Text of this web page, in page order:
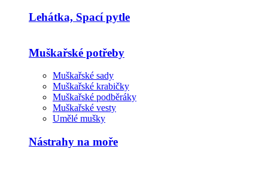
Lehátka, Spací pytle
Muškařské potřeby
Muškařské sady
Muškařské krabičky
Muškařské podběráky
Muškařské vesty
Umělé mušky
Nástrahy na moře